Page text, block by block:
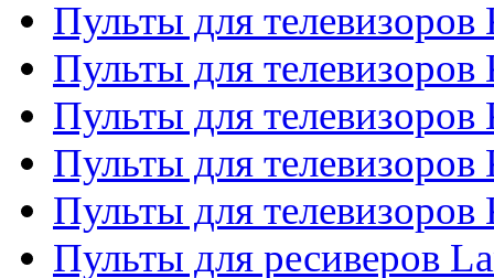
Пульты для телевизоров
Пульты для телевизоров
Пульты для телевизоров
Пульты для
Пульты для
Пульты для ресиверов